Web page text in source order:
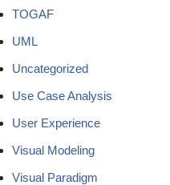
TOGAF
UML
Uncategorized
Use Case Analysis
User Experience
Visual Modeling
Visual Paradigm